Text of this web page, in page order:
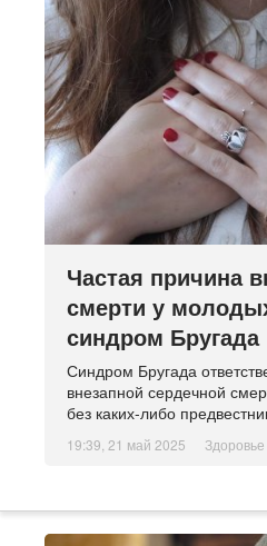
Частая причина
смерти у
синдром Бругада
Синдром Бругада
внезапной сердечной
без каких-либо
19:39, 21 май 2025 Здоровье